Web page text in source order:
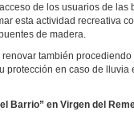
de los usuarios de
esta actividad recreativa
de madera.
también
protección en caso de
Barrio” en Virgen del